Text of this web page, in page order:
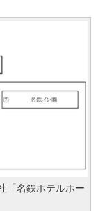
「名鉄ホテルホー